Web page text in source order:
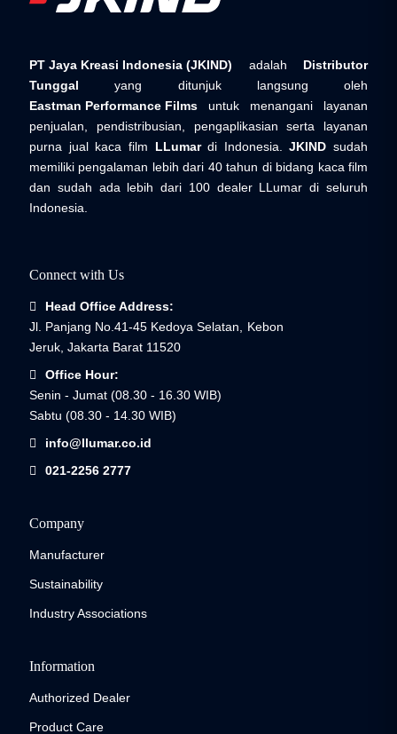
Serang
Maps tidak tersedia
CV. GLOSS PATROL
Ruko Alicante Blok C No 15-17, Gading, Serpong,
JAYA LESTARI MAKMUR
BANTEN
Jalan Boulevard Raya, Komp. Ruko PDA Jl.
Boulevard Raya Gading Serpong No.2, Pakulonan
Bar., Kec. Klp. Dua, Kabupaten Tangerang, Banten
Tangerang
PT Jaya Kreasi Indonesia (JKIND) adalah Distributor
Tunggal yang ditunjuk langsung oleh
Eastman Performance Filmsuntuk menangani layanan
penjualan, pendistribusian, pengaplikasian serta layanan
purna jual kaca film LLumardi Indonesia.JKIND sudah
memiliki pengalaman lebih dari 40 tahun di bidang kaca film
dan sudah ada lebih dari 100 dealer LLumar di seluruh
Indonesia.
Connect with Us
Head Office Address:
Jl. Panjang No.41-45 Kedoya Selatan, Kebon
Jeruk, Jakarta Barat 11520
Office Hour:
Senin - Jumat (08.30 - 16.30 WIB)
Sabtu (08.30 - 14.30 WIB)
info@llumar.co.id
021-2256 2777
Company
Manufacturer
Sustainability
Industry Associations
Information
Authorized Dealer
Product Care